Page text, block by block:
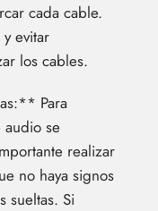
cada cable.
evitar
los cables.
Para
se
realizar
no haya signos
sueltas. Si